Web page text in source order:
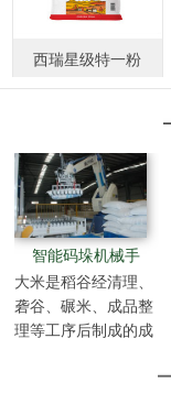
西瑞星级特一粉
智能码垛机械手
大米是稻谷经清理、
砻谷、碾米、成品整
理等工序后制成的成